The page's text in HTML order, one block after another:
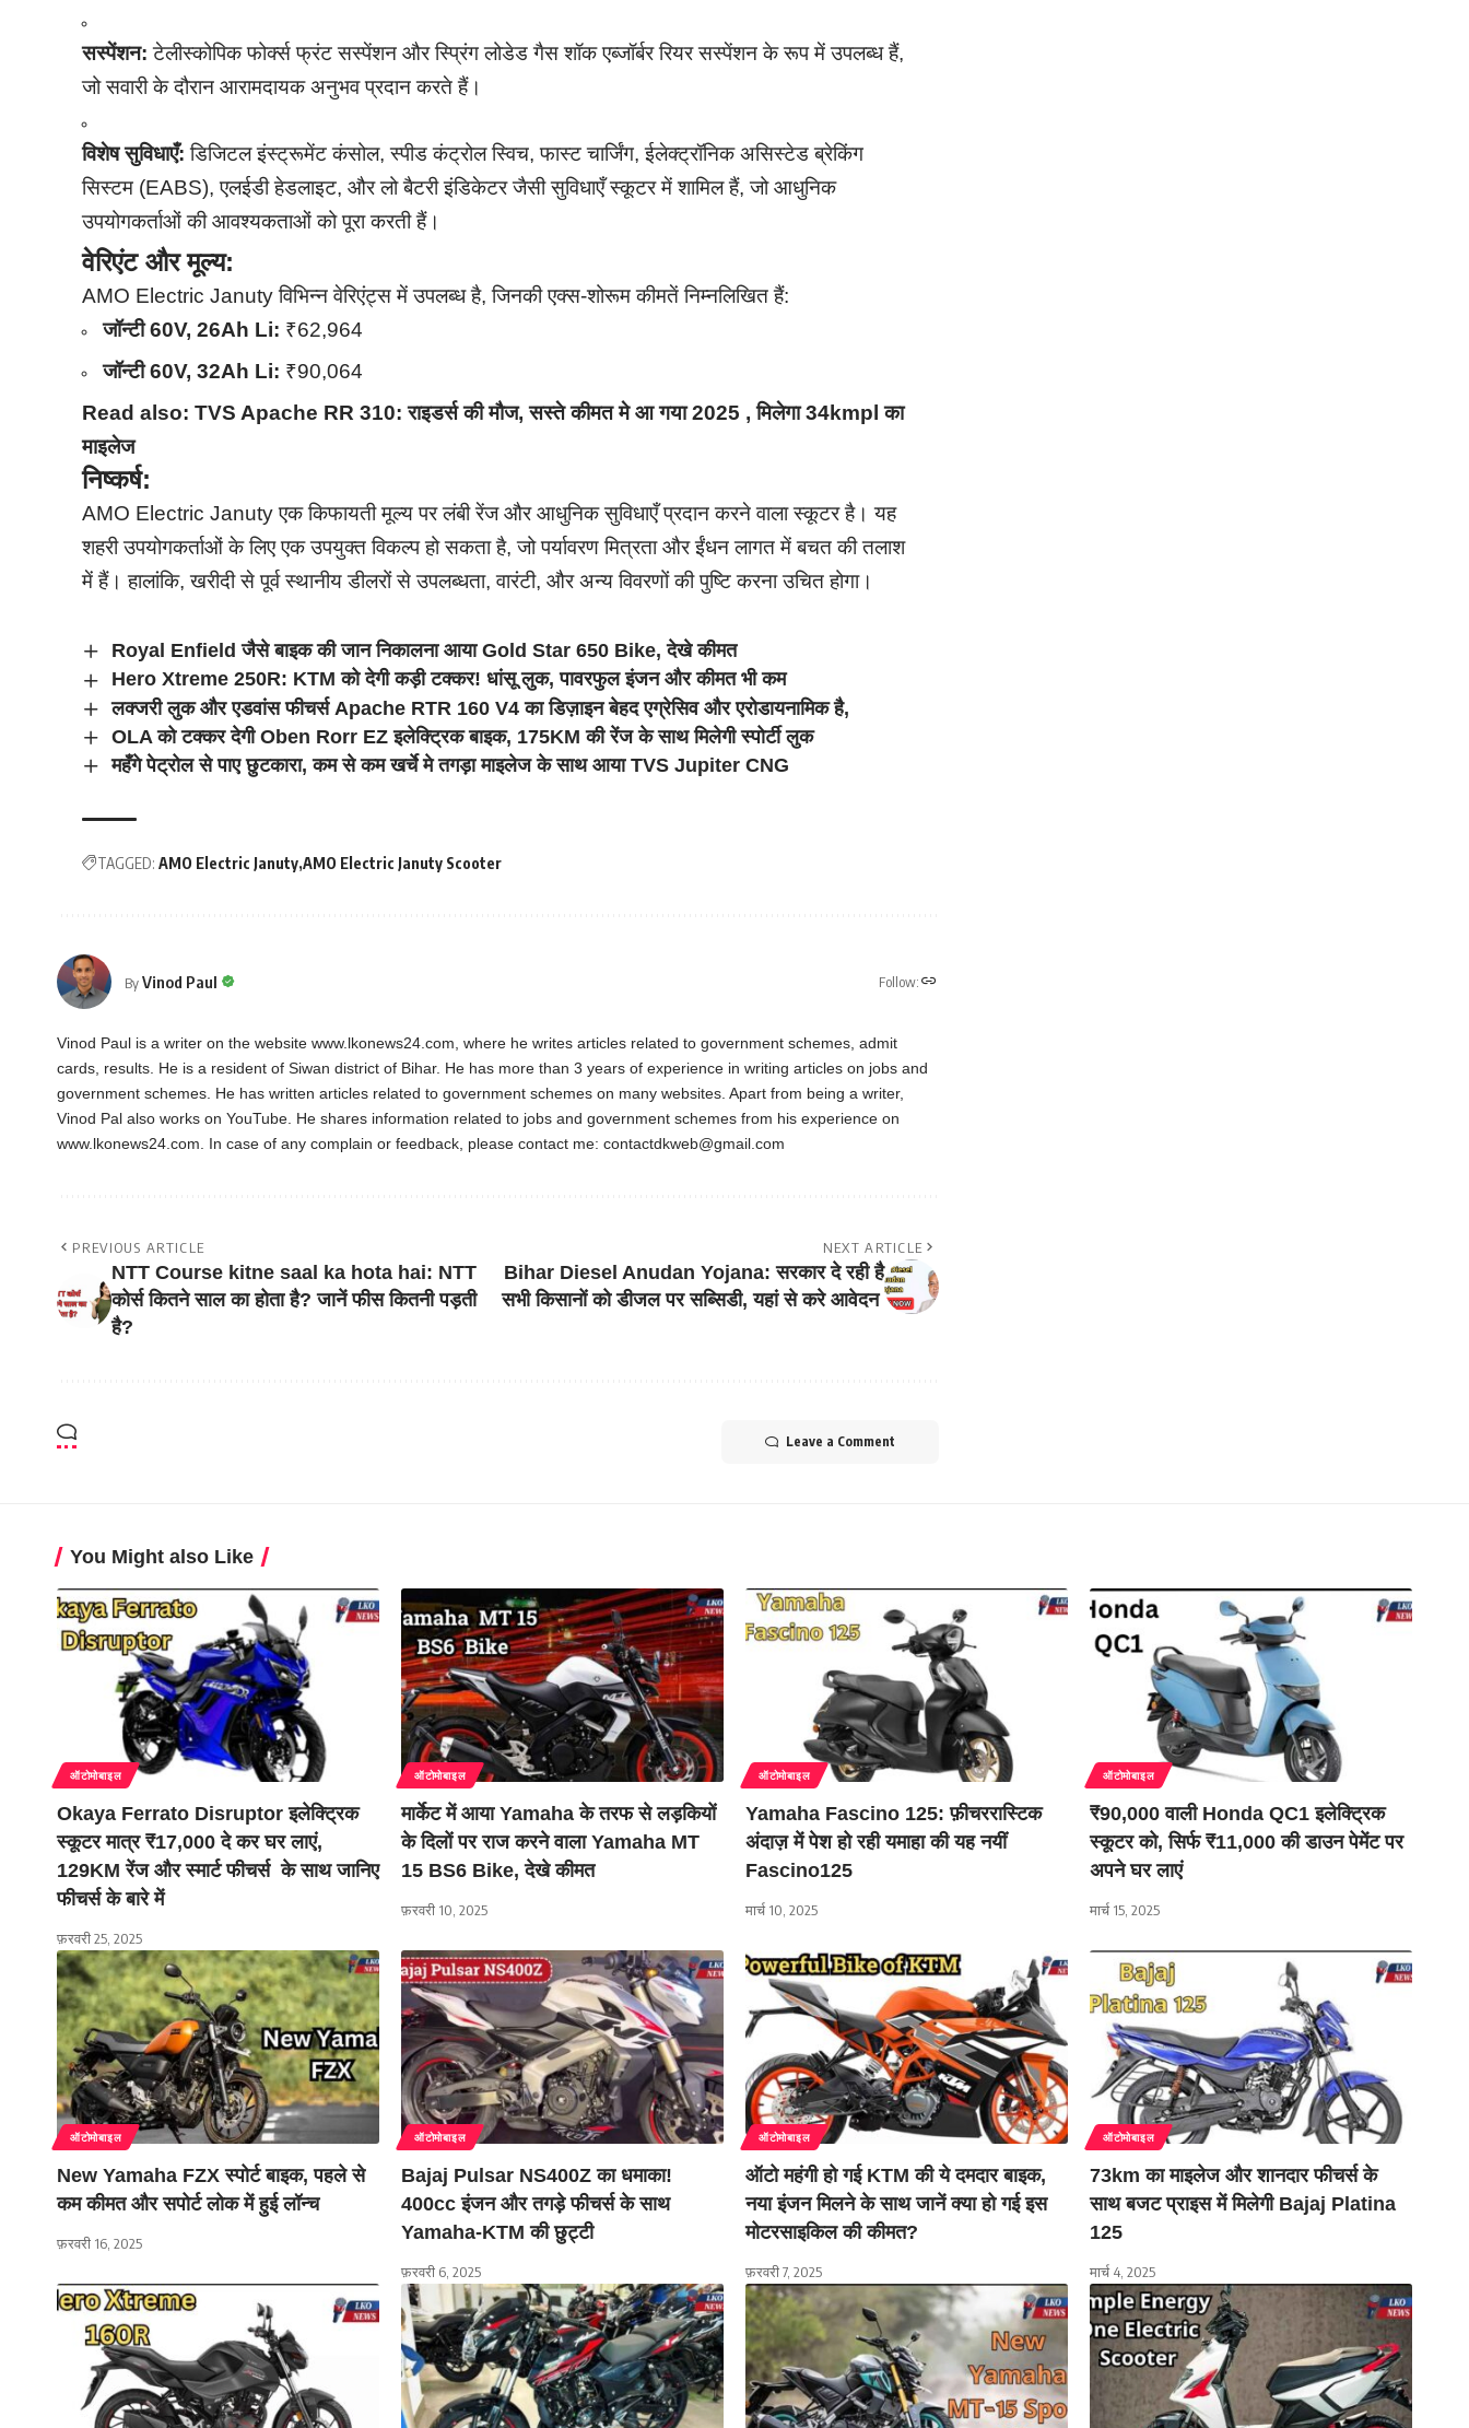
सस्पेंशन: टेलीस्कोपिक फोर्क्स फ्रंट सस्पेंशन और स्प्रिंग लोडेड गैस शॉक एब्जॉर्बर रियर सस्पेंशन के रूप में उपलब्ध हैं,
जो सवारी के दौरान आरामदायक अनुभव प्रदान करते हैं।
विशेष सुविधाएँ: डिजिटल इंस्ट्रूमेंट कंसोल, स्पीड कंट्रोल स्विच, फास्ट चार्जिंग, ईलेक्ट्रॉनिक असिस्टेड ब्रेकिंग
सिस्टम (EABS), एलईडी हेडलाइट, और लो बैटरी इंडिकेटर जैसी सुविधाएँ स्कूटर में शामिल हैं, जो आधुनिक
उपयोगकर्ताओं की आवश्यकताओं को पूरा करती हैं।
वेरिएंट और मूल्य:
AMO Electric Januty विभिन्न वेरिएंट्स में उपलब्ध है, जिनकी एक्स-शोरूम कीमतें निम्नलिखित हैं:
जॉन्टी 60V, 26Ah Li: ₹62,964
जॉन्टी 60V, 32Ah Li: ₹90,064
Read also:TVS Apache RR 310: राइडर्स की मौज, सस्ते कीमत मे आ गया 2025 , मिलेगा 34kmpl का
माइलेज
निष्कर्ष:
AMO Electric Januty एक किफायती मूल्य पर लंबी रेंज और आधुनिक सुविधाएँ प्रदान करने वाला स्कूटर है। यह
शहरी उपयोगकर्ताओं के लिए एक उपयुक्त विकल्प हो सकता है, जो पर्यावरण मित्रता और ईंधन लागत में बचत की तलाश
में हैं। हालांकि, खरीदी से पूर्व स्थानीय डीलरों से उपलब्धता, वारंटी, और अन्य विवरणों की पुष्टि करना उचित होगा।
Royal Enfield जैसे बाइक की जान निकालना आया Gold Star 650 Bike, देखे कीमत
Hero Xtreme 250R: KTM को देगी कड़ी टक्कर! धांसू लुक, पावरफुल इंजन और कीमत भी कम
लक्जरी लुक और एडवांस फीचर्स Apache RTR 160 V4 का डिज़ाइन बेहद एग्रेसिव और एरोडायनामिक है,
OLA को टक्कर देगी Oben Rorr EZ इलेक्ट्रिक बाइक, 175KM की रेंज के साथ मिलेगी स्पोर्टी लुक
महँगे पेट्रोल से पाए छुटकारा, कम से कम खर्चे मे तगड़ा माइलेज के साथ आया TVS Jupiter CNG
TAGGED: AMO Electric Januty AMO Electric Januty Scooter
ByVinod Paul Follow:
Vinod Paul is a writer on the website www.lkonews24.com, where he writes articles related to government schemes, admit
cards, results. He is a resident of Siwan district of Bihar. He has more than 3 years of experience in writing articles on jobs and
government schemes. He has written articles related to government schemes on many websites. Apart from being a writer,
Vinod Pal also works on YouTube. He shares information related to jobs and government schemes from his experience on
www.lkonews24.com. In case of any complain or feedback, please contact me: contactdkweb@gmail.com
PREVIOUS ARTICLE
NTT Course kitne saal ka hota hai: NTT
कोर्स कितने साल का होता है? जानें फीस कितनी पड़ती
है?
NEXT ARTICLE
Bihar Diesel Anudan Yojana: सरकार दे रही है
सभी किसानों को डीजल पर सब्सिडी, यहां से करे आवेदन
Leave a Comment
You Might also Like
ऑटोमोबाइल
Okaya Ferrato Disruptor इलेक्ट्रिक
स्कूटर मात्र ₹17,000 दे कर घर लाएं,
129KM रेंज और स्मार्ट फीचर्स के साथ जानिए
फीचर्स के बारे में
फ़रवरी 25, 2025
ऑटोमोबाइल
मार्केट में आया Yamaha के तरफ से लड़कियों
के दिलों पर राज करने वाला Yamaha MT
15 BS6 Bike, देखे कीमत
फ़रवरी 10, 2025
ऑटोमोबाइल
Yamaha Fascino 125: फ़ीचररास्टिक
अंदाज़ में पेश हो रही यमाहा की यह नयीं
Fascino125
मार्च 10, 2025
ऑटोमोबाइल
₹90,000 वाली Honda QC1 इलेक्ट्रिक
स्कूटर को, सिर्फ ₹11,000 की डाउन पेमेंट पर
अपने घर लाएं
मार्च 15, 2025
ऑटोमोबाइल
New Yamaha FZX स्पोर्ट बाइक, पहले से
कम कीमत और सपोर्ट लोक में हुई लॉन्च
फ़रवरी 16, 2025
ऑटोमोबाइल
Bajaj Pulsar NS400Z का धमाका!
400cc इंजन और तगड़े फीचर्स के साथ
Yamaha-KTM की छुट्टी
फ़रवरी 6, 2025
ऑटोमोबाइल
ऑटो महंगी हो गई KTM की ये दमदार बाइक,
नया इंजन मिलने के साथ जानें क्या हो गई इस
मोटरसाइकिल की कीमत?
फ़रवरी 7, 2025
ऑटोमोबाइल
73km का माइलेज और शानदार फीचर्स के
साथ बजट प्राइस में मिलेगी Bajaj Platina
125
मार्च 4, 2025